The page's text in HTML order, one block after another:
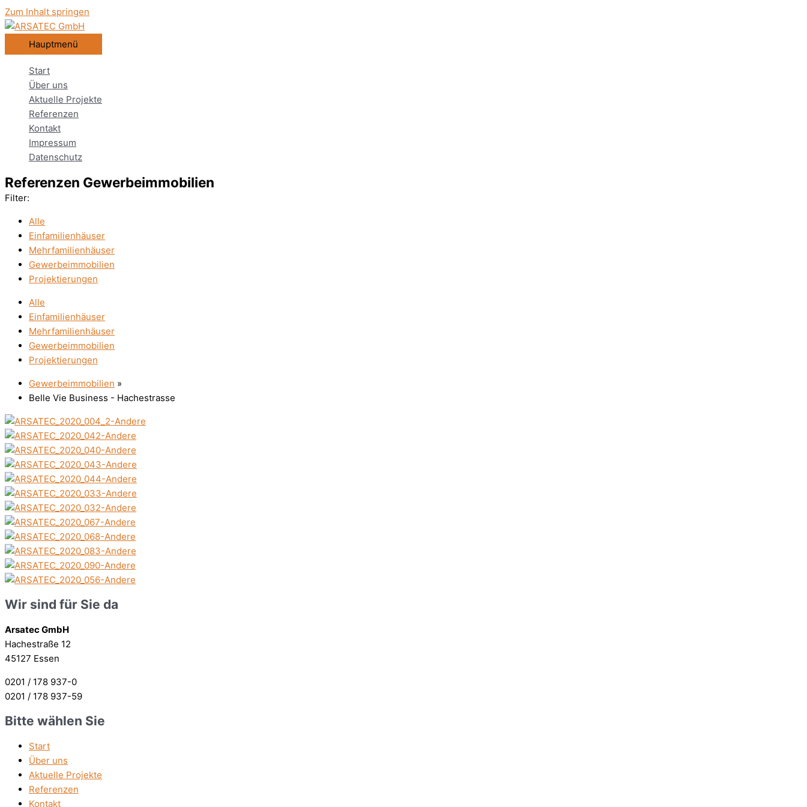
Zum Inhalt springen
Hauptmenü
Start
Über uns
Aktuelle Projekte
Referenzen
Kontakt
Impressum
Datenschutz
Referenzen Gewerbeimmobilien
Filter:
Alle
Einfamilienhäuser
Mehrfamilienhäuser
Gewerbeimmobilien
Projektierungen
Alle
Einfamilienhäuser
Mehrfamilienhäuser
Gewerbeimmobilien
Projektierungen
Gewerbeimmobilien »
Belle Vie Business - Hachestrasse
Wir sind für Sie da
Arsatec GmbH
Hachestraße 12
45127 Essen
0201 / 178 937-0
0201 / 178 937-59
Bitte wählen Sie
Start
Über uns
Aktuelle Projekte
Referenzen
Kontakt